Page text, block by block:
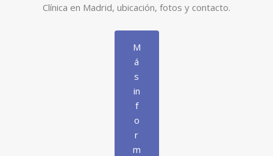
Clínica en Madrid, ubicación, fotos y contacto.
M
á
s
in
f
o
r
m